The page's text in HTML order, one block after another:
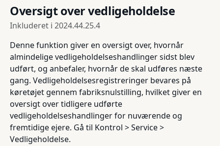
Oversigt over vedligeholdelse
Inkluderet i 2024.44.25.4
Denne funktion giver en oversigt over, hvornår
almindelige vedligeholdelseshandlinger sidst blev
udført, og anbefaler, hvornår de skal udføres næste
gang. Vedligeholdelsesregistreringer bevares på
køretøjet gennem fabriksnulstilling, hvilket giver en
oversigt over tidligere udførte
vedligeholdelseshandlinger for nuværende og
fremtidige ejere. Gå til Kontrol > Service >
Vedligeholdelse.